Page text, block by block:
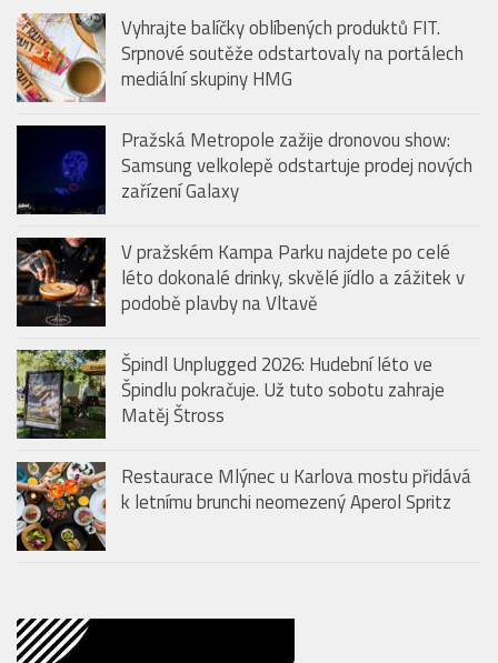
Vyhrajte balíčky oblíbených produktů FIT.
Srpnové soutěže odstartovaly na portálech
mediální skupiny HMG
Pražská Metropole zažije dronovou show:
Samsung velkolepě odstartuje prodej nových
zařízení Galaxy
V pražském Kampa Parku najdete po celé
léto dokonalé drinky, skvělé jídlo a zážitek v
podobě plavby na Vltavě
Špindl Unplugged 2026: Hudební léto ve
Špindlu pokračuje. Už tuto sobotu zahraje
Matěj Štross
Restaurace Mlýnec u Karlova mostu přidává
k letnímu brunchi neomezený Aperol Spritz